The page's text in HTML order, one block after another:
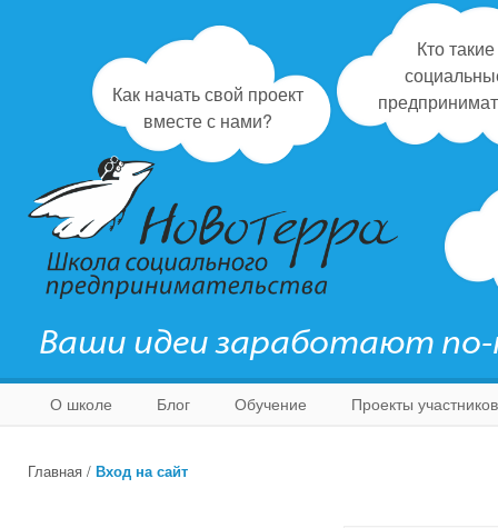
Как начать свой проект
вместе с нами?
Кто такие
Ваши идеи заработают
О школе Блог Обучение Проекты участников
Главная / Вход на сайт